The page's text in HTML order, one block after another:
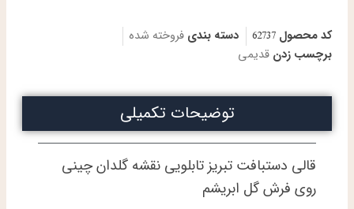
کد محصول 62737 دسته بندی فروخته شده
برچسب زدن قدیمی
توضیحات تکمیلی
قالی دستبافت تبریز تابلویی نقشه گلدان چینی
روی فرش گل ابریشم